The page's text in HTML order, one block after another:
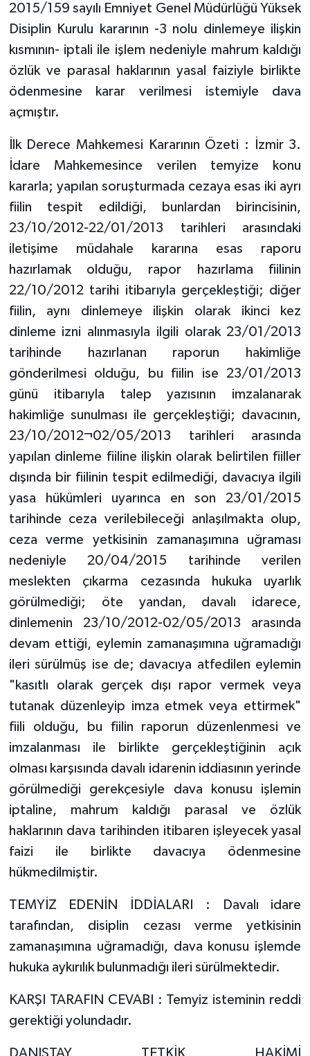
2015/159 sayılı Emniyet Genel Müdürlüğü Yüksek
Disiplin Kurulu kararının -3 nolu dinlemeye ilişkin
kısmının- iptali ile işlem nedeniyle mahrum kaldığı
özlük ve parasal haklarının yasal faiziyle birlikte
ödenmesine karar verilmesi istemiyle dava
açmıştır.
İlk Derece Mahkemesi Kararının Özeti : İzmir 3.
İdare Mahkemesince verilen temyize konu
kararla; yapılan soruşturmada cezaya esas iki ayrı
fiilin tespit edildiği, bunlardan birincisinin,
23/10/2012-22/01/2013 tarihleri arasındaki
iletişime müdahale kararına esas raporu
hazırlamak olduğu, rapor hazırlama fiilinin
22/10/2012 tarihi itibarıyla gerçekleştiği; diğer
fiilin, aynı dinlemeye ilişkin olarak ikinci kez
dinleme izni alınmasıyla ilgili olarak 23/01/2013
tarihinde hazırlanan raporun hakimliğe
gönderilmesi olduğu, bu fiilin ise 23/01/2013
günü itibarıyla talep yazısının imzalanarak
hakimliğe sunulması ile gerçekleştiği; davacının,
23/10/2012¬02/05/2013 tarihleri arasında
yapılan dinleme fiiline ilişkin olarak belirtilen fiiller
dışında bir fiilinin tespit edilmediği, davacıya ilgili
yasa hükümleri uyarınca en son 23/01/2015
tarihinde ceza verilebileceği anlaşılmakta olup,
ceza verme yetkisinin zamanaşımına uğraması
nedeniyle 20/04/2015 tarihinde verilen
meslekten çıkarma cezasında hukuka uyarlık
görülmediği; öte yandan, davalı idarece,
dinlemenin 23/10/2012-02/05/2013 arasında
devam ettiği, eylemin zamanaşımına uğramadığı
ileri sürülmüş ise de; davacıya atfedilen eylemin
"kasıtlı olarak gerçek dışı rapor vermek veya
tutanak düzenleyip imza etmek veya ettirmek"
fiili olduğu, bu fiilin raporun düzenlenmesi ve
imzalanması ile birlikte gerçekleştiğinin açık
olması karşısında davalı idarenin iddiasının yerinde
görülmediği gerekçesiyle dava konusu işlemin
iptaline, mahrum kaldığı parasal ve özlük
haklarının dava tarihinden itibaren işleyecek yasal
faizi ile birlikte davacıya ödenmesine
hükmedilmiştir.
TEMYİZ EDENİN İDDİALARI : Davalı idare
tarafından, disiplin cezası verme yetkisinin
zamanaşımına uğramadığı, dava konusu işlemde
hukuka aykırılık bulunmadığı ileri sürülmektedir.
KARŞI TARAFIN CEVABI : Temyiz isteminin reddi
gerektiği yolundadır.
DANIŞTAY TETKİK HAKİMİ